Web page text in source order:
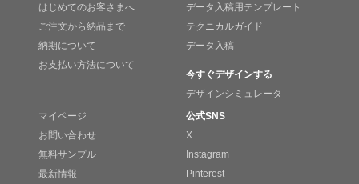
はじめてのお客さまへ
ご注文から納品まで
納期について
お支払い方法について
データ入稿用テンプレート
テクニカルガイド
データ入稿
今すぐデザインする
デザインシミュレータ
マイページ
お問い合わせ
無料サンプル
最新情報
公式SNS
X
Instagram
Pinterest